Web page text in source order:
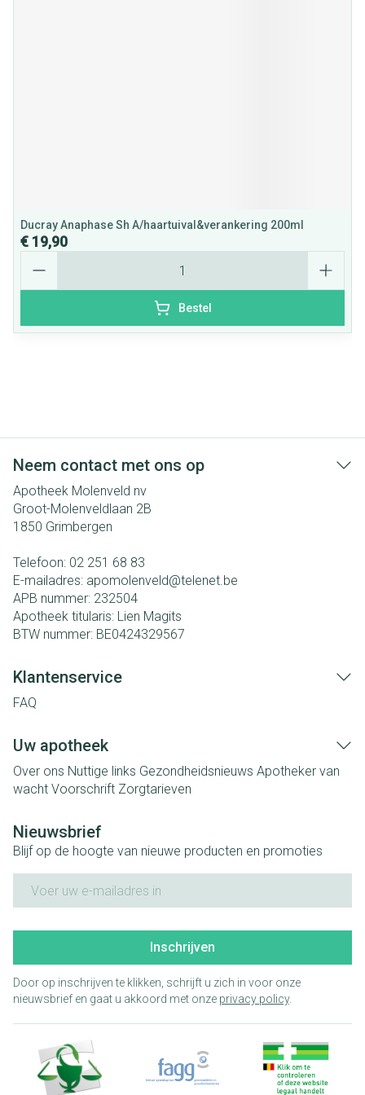
Ducray Anaphase Sh A/haartuival&verankering 200ml
€ 19,90
Bestel
Neem contact met ons op
Apotheek Molenveld nv
Groot-Molenveldlaan 2B
1850 Grimbergen
Telefoon: 02 251 68 83
E-mailadres: apomolenveld@telenet.be
APB nummer: 232504
Apotheek titularis: Lien Magits
BTW nummer: BE0424329567
Klantenservice
FAQ
Uw apotheek
Over ons Nuttige links Gezondheidsnieuws Apotheker van
wacht Voorschrift Zorgtarieven
Nieuwsbrief
Blijf op de hoogte van nieuwe producten en promoties
Inschrijven
Door op inschrijven te klikken, schrijft u zich in voor onze
nieuwsbrief en gaat u akkoord met onze privacy policy.